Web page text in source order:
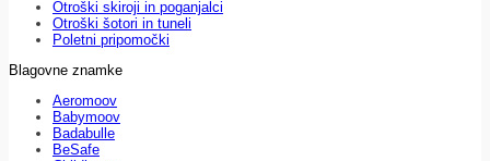
Otroški skiroji in poganjalci
Otroški šotori in tuneli
Poletni pripomočki
Blagovne znamke
Aeromoov
Babymoov
Badabulle
BeSafe